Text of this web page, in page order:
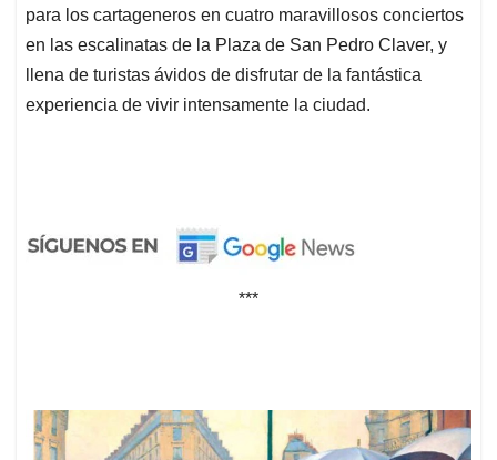
para los cartageneros en cuatro maravillosos conciertos
en las escalinatas de la Plaza de San Pedro Claver, y
llena de turistas ávidos de disfrutar de la fantástica
experiencia de vivir intensamente la ciudad.
***